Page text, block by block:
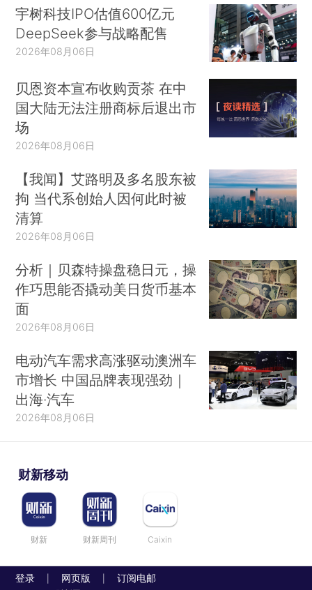
宇树科技IPO估值600亿元
DeepSeek参与战略配售
2026年08月06日
贝恩资本宣布收购贡茶 在中
国大陆无法注册商标后退出市
场
2026年08月06日
【我闻】艾路明及多名股东被
拘 当代系创始人因何此时被
清算
2026年08月06日
分析｜贝森特操盘稳日元，操
作巧思能否撬动美日货币基本
面
2026年08月06日
电动汽车需求高涨驱动澳洲车
市增长 中国品牌表现强劲｜
出海·汽车
2026年08月06日
财新移动
财新 财新周刊 Caixin
登录 网页版 订阅电邮